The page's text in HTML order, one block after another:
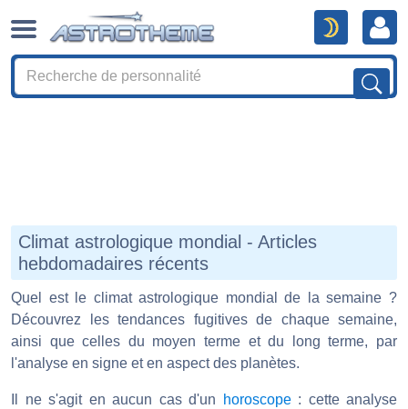
Climat astrologique mondial - Articles
hebdomadaires récents
Quel est le climat astrologique mondial de la semaine ?
Découvrez les tendances fugitives de chaque semaine,
ainsi que celles du moyen terme et du long terme, par
l'analyse en signe et en aspect des planètes.
Il ne s'agit en aucun cas d'un horoscope: cette analyse